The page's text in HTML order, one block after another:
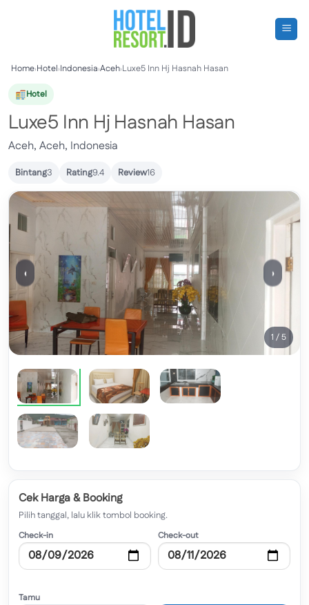
Home›Hotel›Indonesia›Aceh›Luxe5 Inn Hj Hasnah Hasan
Hotel
Luxe5 Inn Hj Hasnah Hasan
Aceh, Aceh, Indonesia
Bintang3 Rating9.4 Review16
‹ ›
1 / 5
Cek Harga & Booking
Pilih tanggal, lalu klik tombol booking.
Check-in Check-out
Tamu